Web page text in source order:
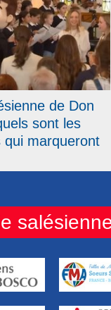
de Don
sont les
qui marqueront